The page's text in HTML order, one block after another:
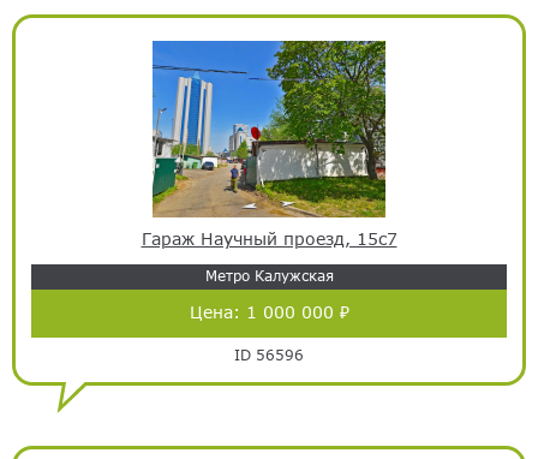
Гараж Научный проезд, 15с7
Метро Калужская
Цена: 1 000 000 ₽
ID 56596